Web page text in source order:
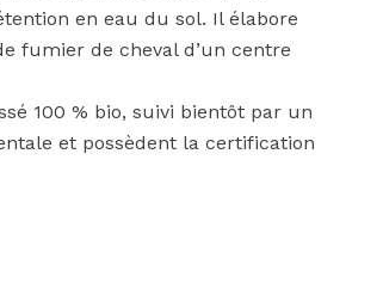
en eau du sol. Il élabore
fumier de cheval d’un centre
100 % bio, suivi bientôt par un
et possèdent la certification